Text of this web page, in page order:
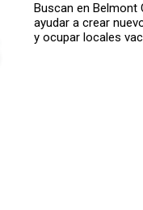
Buscan en Belmont
ayudar a crear
y ocupar locales